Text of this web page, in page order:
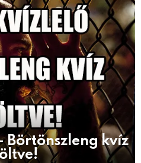
Börtönszleng kvíz